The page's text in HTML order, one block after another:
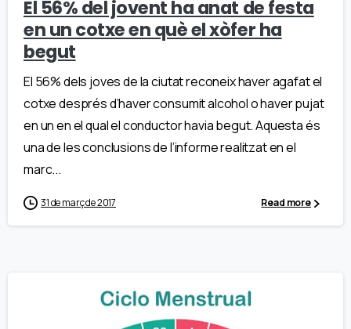
El 56% del jovent ha anat de festa
en un cotxe en què el xòfer ha
begut
El 56% dels joves de la ciutat reconeix haver agafat el
cotxe després d’haver consumit alcohol o haver pujat
en un en el qual el conductor havia begut. Aquesta és
una de les conclusions de l’informe realitzat en el
marc...
31 de març de 2017 Read more